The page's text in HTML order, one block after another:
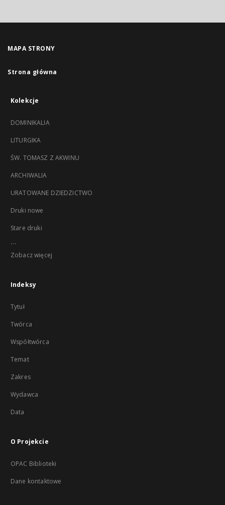
MAPA STRONY
Strona główna
Kolekcje
DOMINIKALIA
LITURGIKA
ŚW. TOMASZ Z AKWINU
ARCHIWALIA
URATOWANE DZIEDZICTWO
Druki nowe
Stare druki
...
Zobacz więcej
Indeksy
Tytuł
Twórca
Współtwórca
Temat
Zakres
Wydawca
Data
O Projekcie
OPAC Biblioteki
Dane kontaktowe